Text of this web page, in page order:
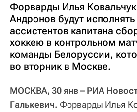
Форварды Илья
Андронов будут
ассистентов капитана
хоккею в контрольном
команды Белоруссии,
во вторник в Москве.
МОСКВА, 30 янв – РИА
Галькевич. Форварды Илья